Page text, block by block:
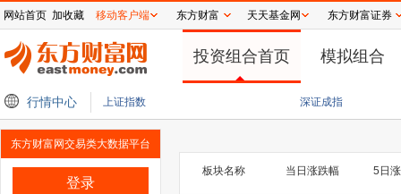
网站首页 加收藏 移动客户端 东方财富 天天基金网 东方财富证券
投资组合首页 模拟组合
行情中心 上证指数 深证成指
规模重回5万亿元大关 北京君正集成电路股份有限公司通过港交所IPO聆讯
东方财富网交易类大数据平台
登录
板块名称 当日涨跌幅 5日